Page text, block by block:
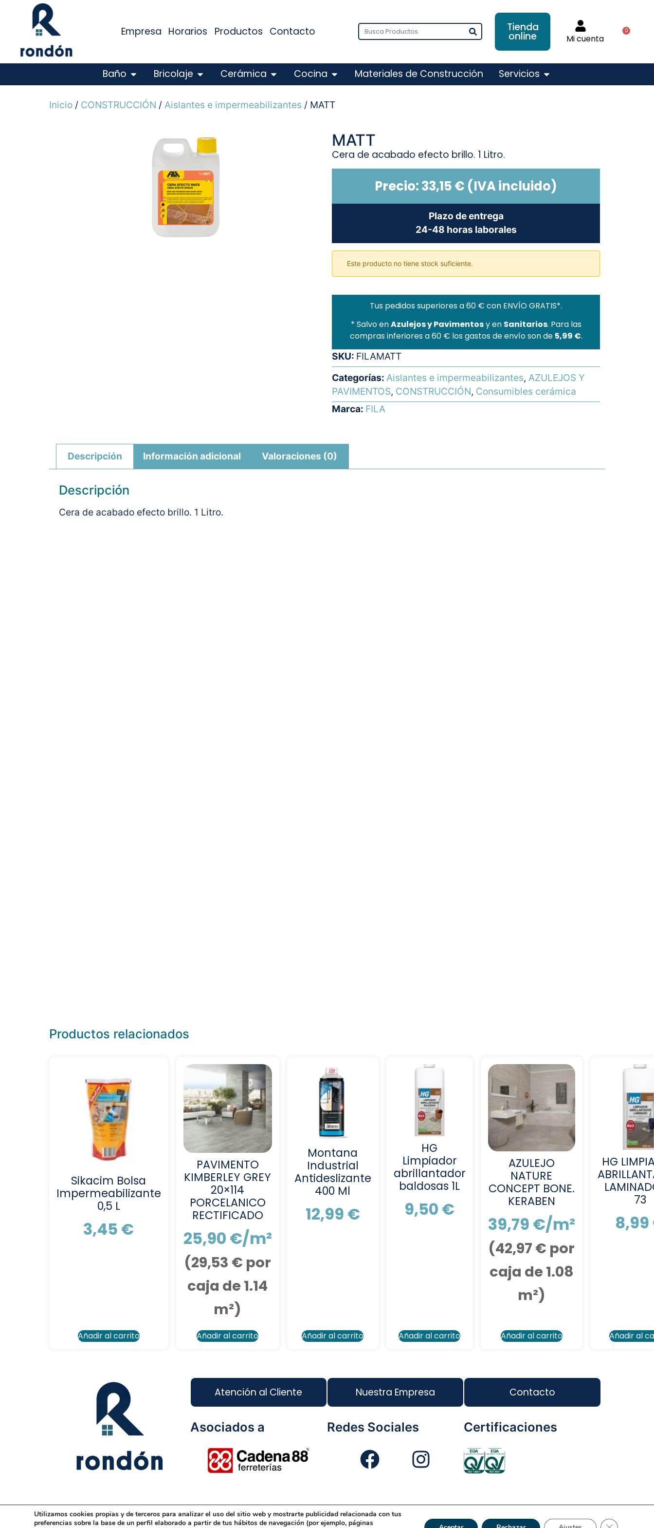
Empresa Horarios Productos Contacto Tienda
online Mi cuenta
0
Baño Bricolaje Cerámica Cocina Materiales de Construcción Servicios
Inicio/ CONSTRUCCIÓN / Aislantes e impermeabilizantes / MATT
MATT
Cera de acabado efecto brillo. 1 Litro.
Precio:33,15€ (IVA incluido)
Plazo de entrega
24-48 horas laborales
Este producto no tiene stock suficiente.
Tus pedidos superiores a 60 € con ENVÍO GRATIS*.
* Salvo enAzulejos y Pavimentosy en Sanitarios. Para las
compras inferiores a 60 € los gastos de envío son de 5,99 €.
SKU: FILAMATT
Categorías: Aislantes e impermeabilizantes, AZULEJOS Y
PAVIMENTOS, CONSTRUCCIÓN, Consumibles cerámica
Marca: FILA
Descripción Información adicional Valoraciones (0)
Descripción
Cera de acabado efecto brillo. 1 Litro.
Productos relacionados
Sikacim Bolsa
Impermeabilizante
0,5 L
3,45 €
Añadir al carrito
PAVIMENTO
KIMBERLEY GREY
20×114
PORCELANICO
RECTIFICADO
25,90 €/m²
(29,53 € por
caja de 1.14
m²)
Añadir al carrito
Montana
Industrial
Antideslizante
400 Ml
12,99 €
Añadir al carrito
HG
Limpiador
abrillantador
baldosas 1L
9,50 €
Añadir al carrito
AZULEJO
NATURE
CONCEPT BONE.
KERABEN
39,79 €/m²
(42,97 € por
caja de 1.08
m²)
Añadir al carrito
HG
73
8,99
Añadir al
Atención al Cliente
Asociados a
Nuestra Empresa
Redes Sociales
Contacto
Certificaciones
Aviso Legal Condiciones Generales Diseño Web Política de Cookies Política de Gestión Política de Privacidad Reciclaje Tienda Online
Utilizamos cookies propias y de terceros para analizar el uso del sitio web y mostrarte publicidad relacionada con tus
preferencias sobre la base de un perfil elaborado a partir de tus hábitos de navegación (por ejemplo, páginas
Cerrar el